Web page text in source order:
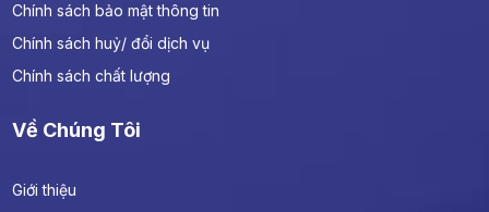
Chính sách bảo mật thông tin
Chính sách huỷ/ đổi dịch vụ
Chính sách chất lượng
Về Chúng Tôi
Giới thiệu